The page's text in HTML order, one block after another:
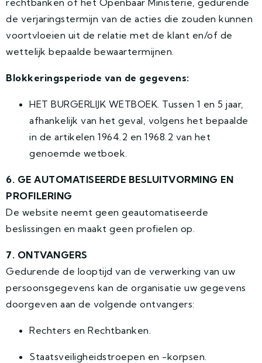
rechtbanken of het Openbaar Ministerie, gedurende
de verjaringstermijn van de acties die zouden kunnen
voortvloeien uit de relatie met de klant en/of de
wettelijk bepaalde bewaartermijnen.
Blokkeringsperiode van de gegevens:
HET BURGERLIJK WETBOEK. Tussen 1 en 5 jaar,
afhankelijk van het geval, volgens het bepaalde
in de artikelen 1964.2 en 1968.2 van het
genoemde wetboek.
6. GE AUTOMATISEERDE BESLUITVORMING EN
PROFILERING
De website neemt geen geautomatiseerde
beslissingen en maakt geen profielen op.
7. ONTVANGERS
Gedurende de looptijd van de verwerking van uw
persoonsgegevens kan de organisatie uw gegevens
doorgeven aan de volgende ontvangers:
Rechters en Rechtbanken.
Staatsveiligheidstroepen en -korpsen.